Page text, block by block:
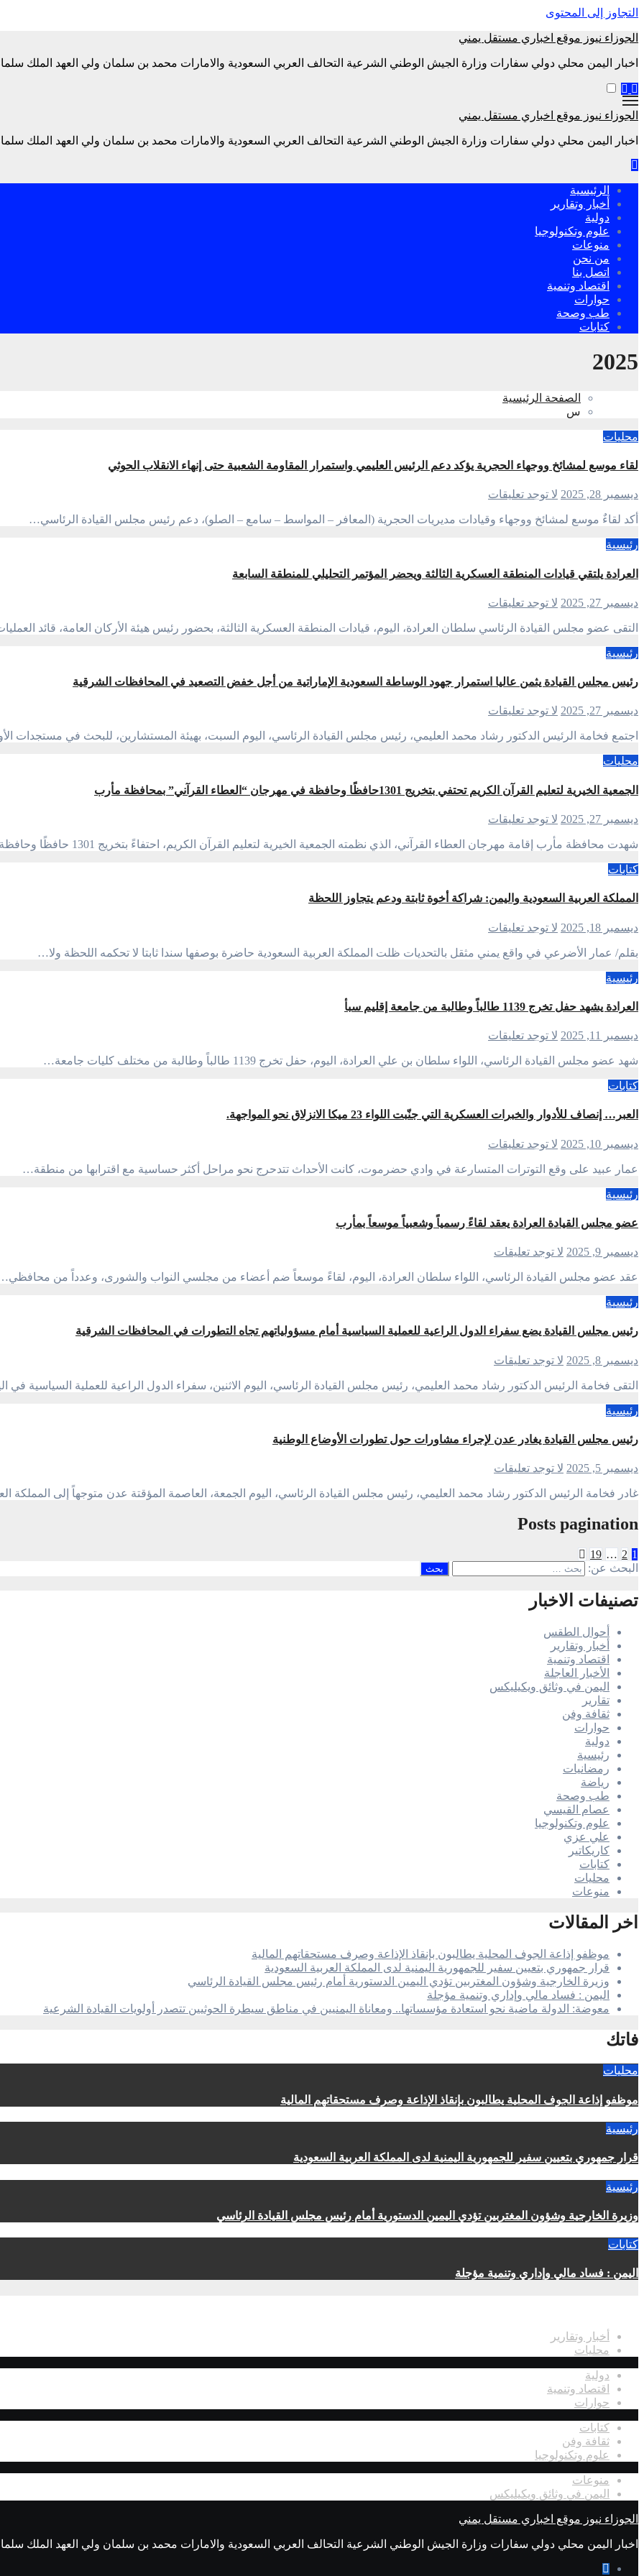
التجاوز إلى المحتوى
الجوزاء نيوز موقع اخباري مستقل يمني
اخبار اليمن محلي دولي سفارات وزارة الجيش الوطني الشرعية التحالف العربي السعودية والامارات محمد بن سلمان ولي العهد الملك
الجوزاء نيوز موقع اخباري مستقل يمني
اخبار اليمن محلي دولي سفارات وزارة الجيش الوطني الشرعية التحالف العربي السعودية والامارات محمد بن سلمان ولي العهد الملك
الرئيسية
أخبار وتقارير
دولية
علوم وتكنولوجيا
منوعات
من نحن
اتصل بنا
اقتصاد وتنمية
حوارات
طب وصحة
كتابات
2025
الصفحة الرئيسية
س
محليات
لقاء موسع لمشائخ ووجهاء الحجرية يؤكد دعم الرئيس العليمي واستمرار المقاومة الشعبية حتى إنهاء الانقلاب الحوثي
ديسمبر 28, 2025 لا توجد تعليقات
أكد لقاءٌ موسع لمشائخ ووجهاء وقيادات مديريات الحجرية (المعافر – المواسط – سامع – الصلو)، دعم رئيس مجلس القيادة الرئاسي…
رئيسية
العرادة يلتقي قيادات المنطقة العسكرية الثالثة ويحضر المؤتمر التحليلي للمنطقة السابعة
ديسمبر 27, 2025 لا توجد تعليقات
التقى عضو مجلس القيادة الرئاسي سلطان العرادة، اليوم، قيادات المنطقة العسكرية الثالثة، بحضور رئيس هيئة الأركان العامة، قائد
رئيسية
رئيس مجلس القيادة يثمن عاليا استمرار جهود الوساطة السعودية الإماراتية من أجل خفض التصعيد في المحافظات الشرقية
ديسمبر 27, 2025 لا توجد تعليقات
اجتمع فخامة الرئيس الدكتور رشاد محمد العليمي، رئيس مجلس القيادة الرئاسي، اليوم السبت، بهيئة المستشارين، للبحث في مستجدات
محليات
الجمعية الخيرية لتعليم القرآن الكريم تحتفي بتخريج 1301حافظًا وحافظة في مهرجان “العطاء القرآني” بمحافظة مأرب
ديسمبر 27, 2025 لا توجد تعليقات
شهدت محافظة مأرب إقامة مهرجان العطاء القرآني، الذي نظمته الجمعية الخيرية لتعليم القرآن الكريم، احتفاءً بتخريج 1301 حافظًا وحافظة لكتاب…
كتابات
المملكة العربية السعودية واليمن: شراكة أخوة ثابتة ودعم يتجاوز اللحظة
ديسمبر 18, 2025 لا توجد تعليقات
بقلم/ عمار الأضرعي في واقع يمني مثقل بالتحديات ظلت المملكة العربية السعودية حاضرة بوصفها سندا ثابتا لا تحكمه اللحظة ولا…
رئيسية
العرادة يشهد حفل تخرج 1139 طالباً وطالبة من جامعة إقليم سبأ
ديسمبر 11, 2025 لا توجد تعليقات
شهد عضو مجلس القيادة الرئاسي، اللواء سلطان بن علي العرادة، اليوم، حفل تخرج 1139 طالباً وطالبة من مختلف كليات جامعة…
كتابات
العبر… إنصاف للأدوار والخبرات العسكرية التي جنّبت اللواء 23 ميكا الانزلاق نحو المواجهة.
ديسمبر 10, 2025 لا توجد تعليقات
عمار عبيد على وقع التوترات المتسارعة في وادي حضرموت، كانت الأحداث تتدحرج نحو مراحل أكثر حساسية مع اقترابها من منطقة…
رئيسية
عضو مجلس القيادة العرادة يعقد لقاءً رسمياً وشعبياً موسعاً بمأرب
ديسمبر 9, 2025 لا توجد تعليقات
عقد عضو مجلس القيادة الرئاسي، اللواء سلطان العرادة، اليوم، لقاءً موسعاً ضم أعضاء من مجلسي النواب والشورى، وعدداً من
رئيسية
رئيس مجلس القيادة يضع سفراء الدول الراعية للعملية السياسية أمام مسؤولياتهم تجاه التطورات في المحافظات الشرقية
ديسمبر 8, 2025 لا توجد تعليقات
التقى فخامة الرئيس الدكتور رشاد محمد العليمي، رئيس مجلس القيادة الرئاسي، اليوم الاثنين، سفراء الدول الراعية للعملية السياسية في
رئيسية
رئيس مجلس القيادة يغادر عدن لإجراء مشاورات حول تطورات الأوضاع الوطنية
ديسمبر 5, 2025 لا توجد تعليقات
غادر فخامة الرئيس الدكتور رشاد محمد العليمي، رئيس مجلس القيادة الرئاسي، اليوم الجمعة، العاصمة المؤقتة عدن متوجهاً إلى المملكة
Posts pagination
1
2
…
19
البحث عن:
تصنيفات الاخبار
أحوال الطقس
أخبار وتقارير
اقتصاد وتنمية
الأخبار العاجلة
اليمن في وثائق ويكيليكس
تقارير
ثقافة وفن
حوارات
دولية
رئيسية
رمضانيات
رياضة
طب وصحة
عصام القيسي
علوم وتكنولوجيا
علي عزي
كاريكاتير
كتابات
محليات
منوعات
اخر المقالات
موظفو إذاعة الجوف المحلية يطالبون بإنقاذ الإذاعة وصرف مستحقاتهم المالية
قرار جمهوري بتعيين سفير للجمهورية اليمنية لدى المملكة العربية السعودية
وزيرة الخارجية وشؤون المغتربين تؤدي اليمين الدستورية أمام رئيس مجلس القيادة الرئاسي
اليمن : فساد مالي وإداري وتنمية مؤجلة
معوضة: الدولة ماضية نحو استعادة مؤسساتها.. ومعاناة اليمنيين في مناطق سيطرة الحوثيين تتصدر أولويات القيادة الشرعية
فاتك
محليات
موظفو إذاعة الجوف المحلية يطالبون بإنقاذ الإذاعة وصرف مستحقاتهم المالية
رئيسية
قرار جمهوري بتعيين سفير للجمهورية اليمنية لدى المملكة العربية السعودية
رئيسية
وزيرة الخارجية وشؤون المغتربين تؤدي اليمين الدستورية أمام رئيس مجلس القيادة الرئاسي
كتابات
اليمن : فساد مالي وإداري وتنمية مؤجلة
أخبار وتقارير
محليات
دولية
اقتصاد وتنمية
حوارات
كتابات
ثقافة وفن
علوم وتكنولوجيا
منوعات
اليمن في وثائق ويكيليكس
الجوزاء نيوز موقع اخباري مستقل يمني
اخبار اليمن محلي دولي سفارات وزارة الجيش الوطني الشرعية التحالف العربي السعودية والامارات محمد بن سلمان ولي العهد الملك